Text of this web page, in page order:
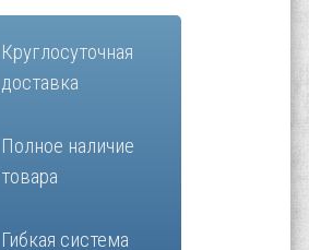
Круглосуточная
доставка
Полное наличие
товара
Гибкая система